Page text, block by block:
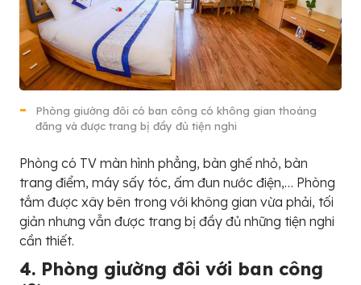
Phòng giường đôi có ban công có không gian thoáng
đãng và được trang bị đầy đủ tiện nghi
Phòng có TV màn hình phẳng, bàn ghế nhỏ, bàn
trang điểm, máy sấy tóc, ấm đun nước điện,… Phòng
tắm được xây bên trong với không gian vừa phải, tối
giản nhưng vẫn được trang bị đầy đủ những tiện nghi
cần thiết.
4. Phòng giường đôi với ban công